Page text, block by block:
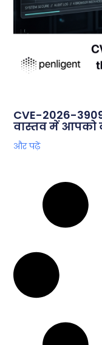
CVE-2026-
वास्तव में आपको
और पढ़ें